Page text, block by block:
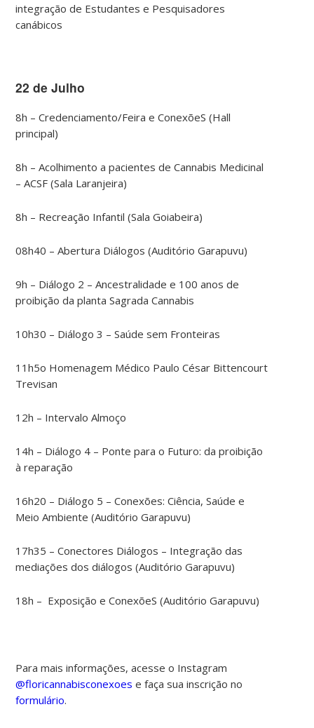
integração de Estudantes e Pesquisadores
canábicos
22 de Julho
8h – Credenciamento/Feira e ConexõeS (Hall
principal)
8h – Acolhimento a pacientes de Cannabis Medicinal
– ACSF (Sala Laranjeira)
8h – Recreação Infantil (Sala Goiabeira)
08h40 – Abertura Diálogos (Auditório Garapuvu)
9h – Diálogo 2 – Ancestralidade e 100 anos de
proibição da planta Sagrada Cannabis
10h30 – Diálogo 3 – Saúde sem Fronteiras
11h5o Homenagem Médico Paulo César Bittencourt
Trevisan
12h – Intervalo Almoço
14h – Diálogo 4 – Ponte para o Futuro: da proibição
à reparação
16h20 – Diálogo 5 – Conexões: Ciência, Saúde e
Meio Ambiente (Auditório Garapuvu)
17h35 – Conectores Diálogos – Integração das
mediações dos diálogos (Auditório Garapuvu)
18h – Exposição e ConexõeS (Auditório Garapuvu)
Para mais informações, acesse o Instagram
@floricannabisconexoese faça sua inscrição no
formulário.